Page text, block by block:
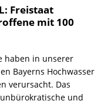
Freistaat
mit 100
haben in unserer
Bayerns Hochwasser
verursacht. Das
und